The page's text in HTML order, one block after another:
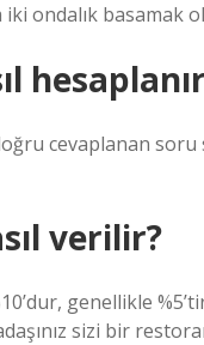
iki ondalık basamak
cevaplanan
verilir?
genellikle
sizi bir